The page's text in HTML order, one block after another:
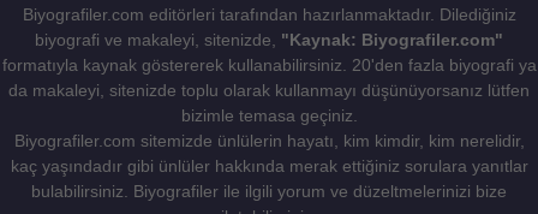
Biyografiler.com editörleri tarafından hazırlanmaktadır. Dilediğiniz
biyografi ve makaleyi, sitenizde, "Kaynak: Biyografiler.com"
formatıyla kaynak göstererek kullanabilirsiniz. 20'den fazla biyografi ya
da makaleyi, sitenizde toplu olarak kullanmayı düşünüyorsanız lütfen
bizimle temasa geçiniz.
Biyografiler.com sitemizde ünlülerin hayatı, kim kimdir, kim nerelidir,
kaç yaşındadır gibi ünlüler hakkında merak ettiğiniz sorulara yanıtlar
bulabilirsiniz. Biyografiler ile ilgili yorum ve düzeltmelerinizi bize